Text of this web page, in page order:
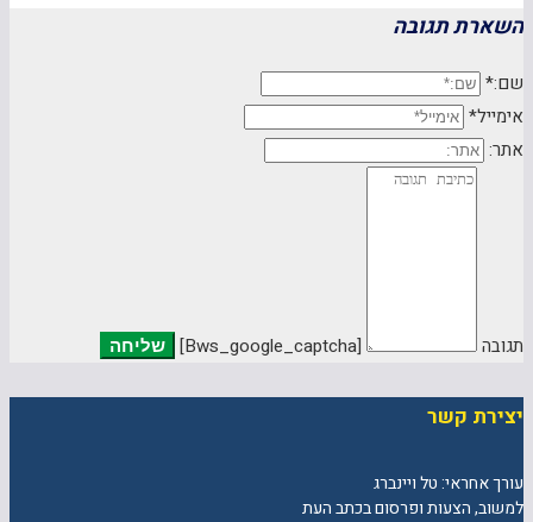
השארת תגובה
שם:*
אימייל*
אתר:
תגובה [bws_google_captcha]
יצירת קשר
עורך אחראי: טל ויינברג
למשוב, הצעות ופרסום בכתב העת